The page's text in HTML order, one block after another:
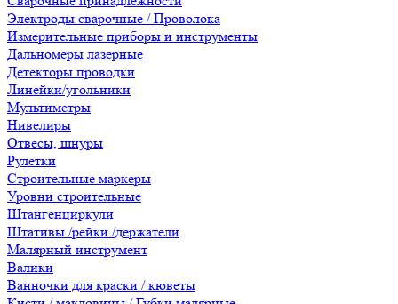
Электроды сварочные / Проволока
Измерительные приборы и инструменты
Дальномеры лазерные
Детекторы проводки
Линейки/угольники
Мультиметры
Нивелиры
Отвесы, шнуры
Рулетки
Строительные маркеры
Уровни строительные
Штангенциркули
Штативы /рейки /держатели
Малярный инструмент
Валики
Ванночки для краски / кюветы